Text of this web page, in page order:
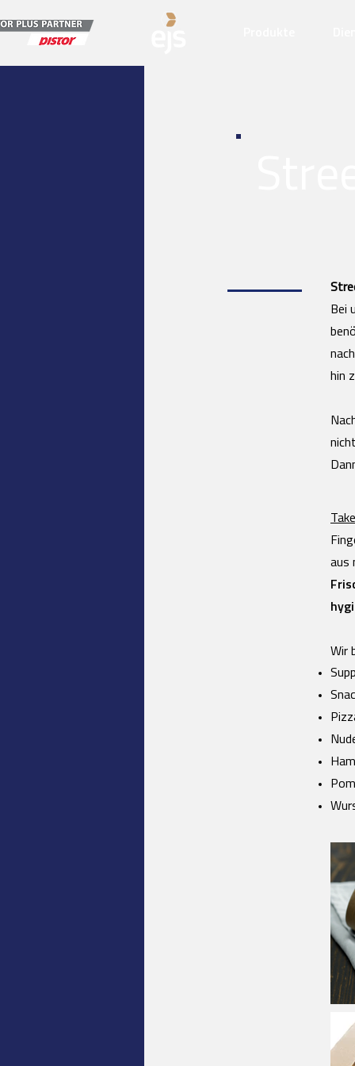
Bei
hin
aus
Wir